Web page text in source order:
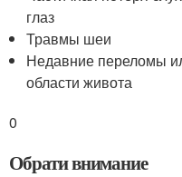
глаз
Травмы шеи
Недавние переломы
области живота
0
Обрати внимание